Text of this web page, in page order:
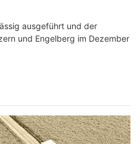
ausgeführt und der
und Engelberg im Dezember